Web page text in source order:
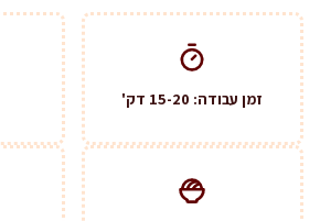
זמן עבודה: 15-20 דק'